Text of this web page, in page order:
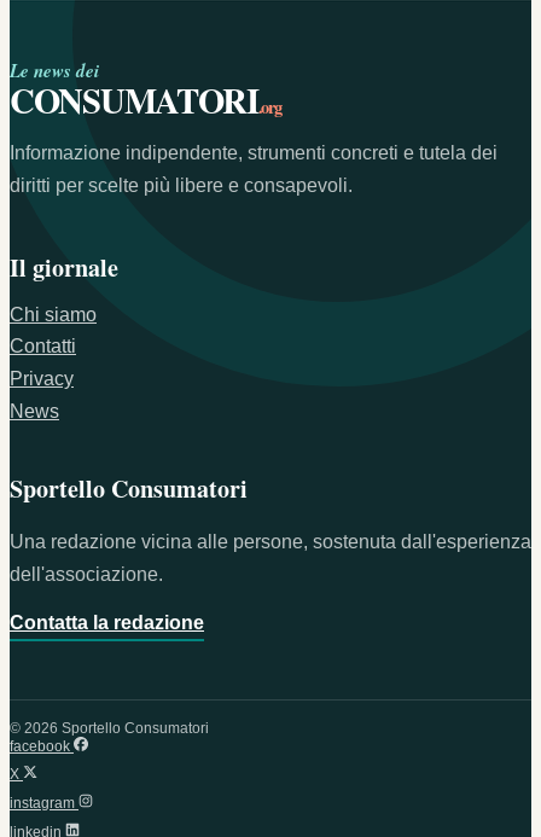
Le news dei
CONSUMATORI.org
Informazione indipendente, strumenti concreti e tutela dei
diritti per scelte più libere e consapevoli.
Il giornale
Chi siamo
Contatti
Privacy
News
Sportello Consumatori
Una redazione vicina alle persone, sostenuta dall'esperienza
dell'associazione.
Contatta la redazione
© 2026 Sportello Consumatori
facebook
X
instagram
linkedin